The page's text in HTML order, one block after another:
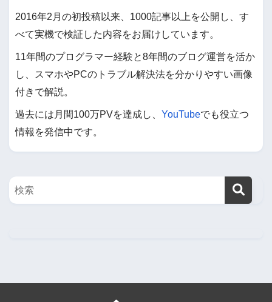
2016年2月の初投稿以来、1000記事以上を公開し、す
べて実機で検証した内容をお届けしています。
11年間のプログラマー経験と8年間のブログ運営を活か
し、スマホやPCのトラブル解決法を分かりやすい画像
付きで解説。
過去には月間100万PVを達成し、 YouTubeでも役立つ
情報を発信中です。